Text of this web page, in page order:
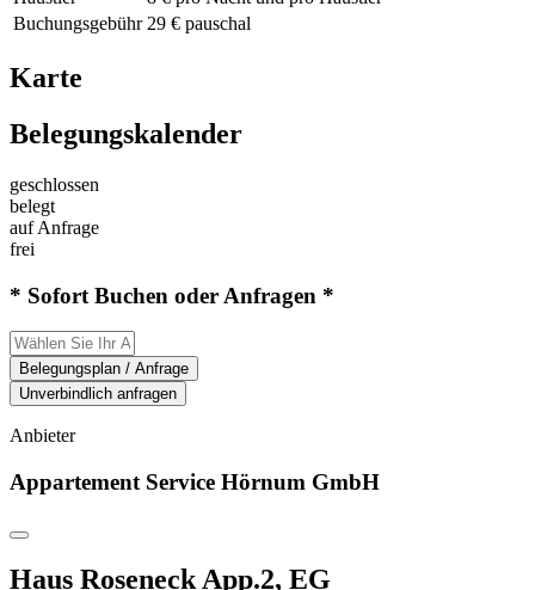
Buchungsgebühr 29 € pauschal
Karte
Belegungskalender
geschlossen
belegt
auf Anfrage
frei
* Sofort Buchen oder Anfragen *
Belegungsplan / Anfrage
Unverbindlich anfragen
Anbieter
Appartement Service Hörnum GmbH
Haus Roseneck App.2, EG